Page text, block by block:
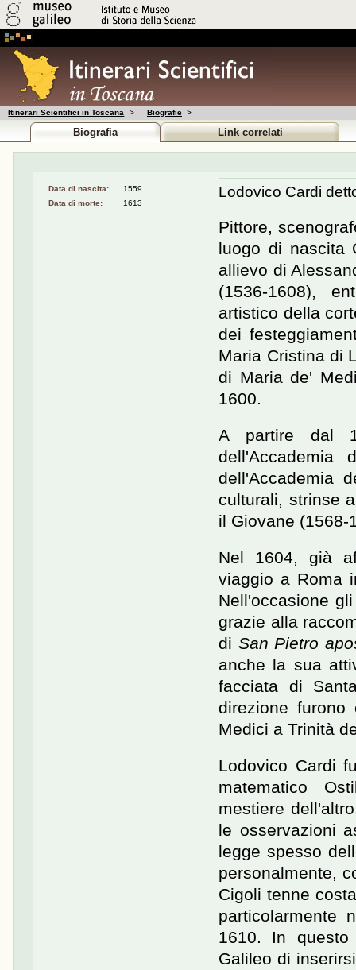
Itinerari Scientifici in Toscana > Biografie >
Biografia Link correlati
Data di nascita:
1559
Data di morte:
1613
Lodovico Cardi
Pittore,
luogo di nascita
allievo di
(1536-1608),
artistico della
dei
Maria Cristina di
di Maria de'
1600.
A partire dal
dell'Accademia
culturali, strinse
il Giovane
Nel 1604, già
viaggio a Roma
Nell'occasione
grazie alla
di San Pietro
anche la sua
facciata di
direzione
Medici a Trinità
Lodovico Cardi
matematico
mestiere
le osservazioni
legge spesso
personalmente,
Cigoli tenne
particolarmente
1610. In
Galileo di